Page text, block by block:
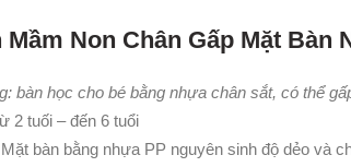
Mầm Non Chân Gấp Mặt Bàn
bàn học cho bé bằng nhựa chân sắt, có thể
2 tuối – đến 6 tuổi
bàn bằng nhựa PP nguyên sinh độ dẻo và